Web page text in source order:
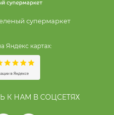
супермаркет
Яндекс картах:
К НАМ В СОЦСЕТЯХ